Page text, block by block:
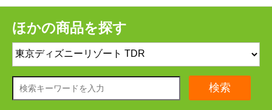
ほかの商品を探す
検索